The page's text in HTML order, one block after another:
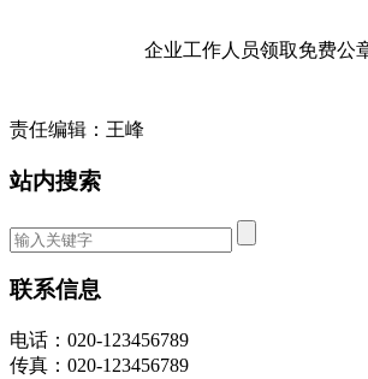
企业工作人员领取免费公
责任编辑：王峰
站内搜索
联系信息
电话：020-123456789
传真：020-123456789